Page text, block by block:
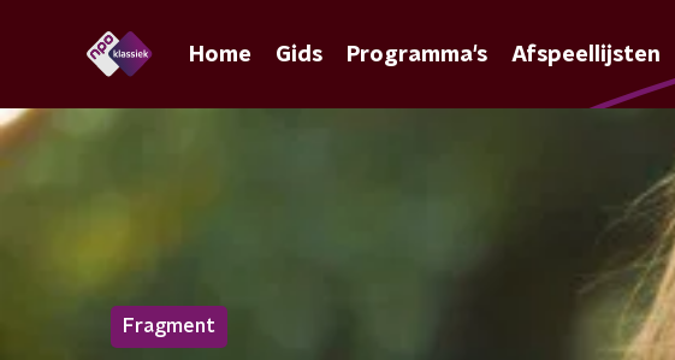
Home Gids Programma's Afspeellijsten
Fragment